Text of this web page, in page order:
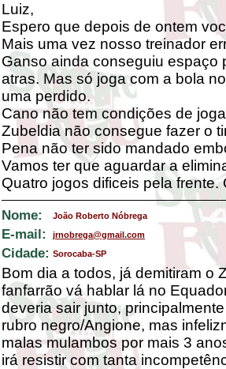
Luiz,
Espero que depois de ontem
Mais uma vez nosso treinador
Ganso ainda conseguiu espaço
atras. Mas só joga com a bola
uma perdido.
Cano não tem condições de
Zubeldia não consegue fazer o
Pena não ter sido mandado
Vamos ter que aguardar a
Quatro jogos dificeis pela frente.
Nome: João Roberto Nóbrega
E-mail: jrnobrega@gmail.com
Cidade: Sorocaba-SP
Bom dia a todos, já demitiram o
fanfarrão vá hablar lá no
deveria sair junto,
rubro negro/Angione, mas
malas mulambos por mais 3
irá resistir com tanta